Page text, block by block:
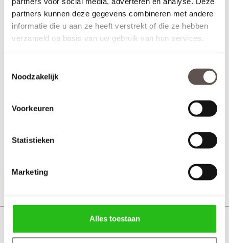
partners kunnen deze gegevens combineren met andere
informatie die u aan ze heeft verstrekt of die ze hebben
verzameld op basis van uw gebruik van hun services.
Noodzakelijk
Voorkeuren
Statistieken
Marketing
Alles toestaan
+ Geschikt voor een wanddikte van
Austria Renov8 nero kozijnen zonder bovenlicht 100
mm